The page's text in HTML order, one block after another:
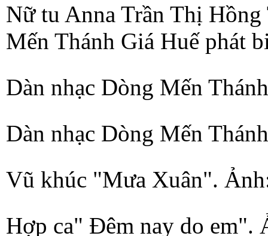
Nữ tu Anna Trần Thị
Mến Thánh Giá Huế phát
Dàn nhạc Dòng Mến
Dàn nhạc Dòng Mến
Vũ khúc "Mưa Xuân".
Hợp ca" Đêm nay do em".